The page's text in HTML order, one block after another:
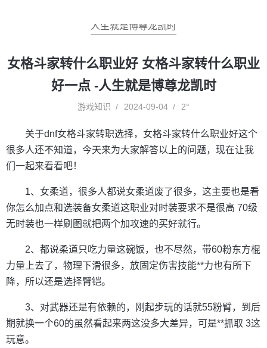
人生就是博尊龙凯时
女格斗家转什么职业好 女格斗家转什么职业
好一点 -人生就是博尊龙凯时
游戏知识 2024-09-04 2°
关于dnf女格斗家转职选择，女格斗家转什么职业好这个
很多人还不知道，今天来为大家解答以上的问题，现在让我
们一起来看看吧！
1、女柔道，很多人都说女柔道废了很多，这主要也是看
你怎么加点和选装备女柔道这职业对时装要求不是很高 70级
无时装也一样刷图就把两个加攻速的买好就行。
2、都说柔道只吃力量这碗饭，也不尽然，带60粉东方棍
力量上去了，物理下滑很多，放固定伤害技能**力也有所下
降，所以还是选择臂铠。
3、对武器还是有依赖的，刚起步玩的话就55粉臂，到后
期就换一个60的虽然看起来两这没多大差异，可是**抓取 3这
玩意。